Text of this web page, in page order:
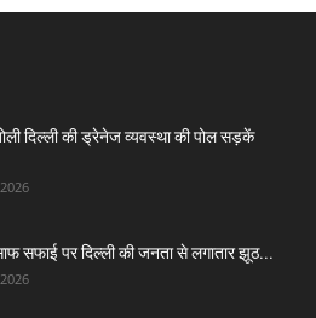
दिल्ली की ड्रेनेज व्यवस्था की पोल सड़कें
सफाई पर दिल्ली की जनता से लगातार झूठ...